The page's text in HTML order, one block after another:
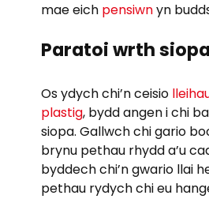
mae eich pensiwnyn
Paratoi wrth siopa
Os ydych chi’n ceisio
plastig, bydd angen i chi
siopa. Gallwch chi gario
brynu pethau rhydd a’u
byddech chi’n gwario llai
pethau rydych chi eu